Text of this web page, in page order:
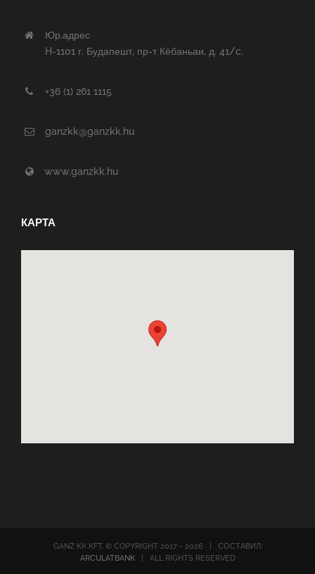
Юр.адрес
H-1101 г. Будапешт, пр-т Кёбаньаи, д. 41/c.
+36 (1) 261 1115
ganzkk@ganzkk.hu
www.ganzkk.hu
КАРТА
GANZ KK KFT. © COPYRIGHT 2017 - 2026 | СОСТАВИЛ:
ARCULATBANK| ALL RIGHTS RESERVED